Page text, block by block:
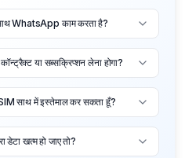
WhatsApp काम करता है?
या सब्सक्रिप्शन लेना होगा?
साथ में इस्तेमाल कर सकता हूँ?
डेटा खत्म हो जाए तो?